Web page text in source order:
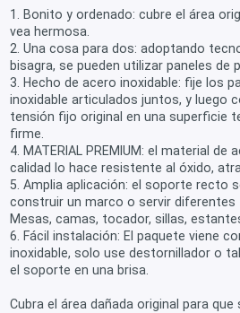
1. Bonito y ordenado: cubre el área
vea hermosa.
2. Una cosa para dos: adoptando
bisagra, se pueden utilizar paneles de
3. Hecho de acero inoxidable: fije los
inoxidable articulados juntos, y luego
tensión fijo original en una superficie
firme.
4. MATERIAL PREMIUM: el material de
calidad lo hace resistente al óxido,
5. Amplia aplicación: el soporte recto
construir un marco o servir
Mesas, camas, tocador, sillas,
6. Fácil instalación: El paquete viene
inoxidable, solo use destornillador o
el soporte en una brisa.
Cubra el área dañada original para que